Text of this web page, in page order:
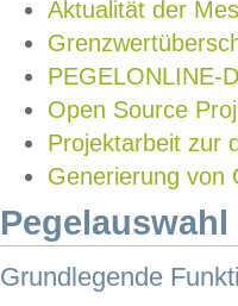
Aktualität der
PEGELONLINE-
Open Source
Projektarbeit zur
Generierung von
Grundlegende